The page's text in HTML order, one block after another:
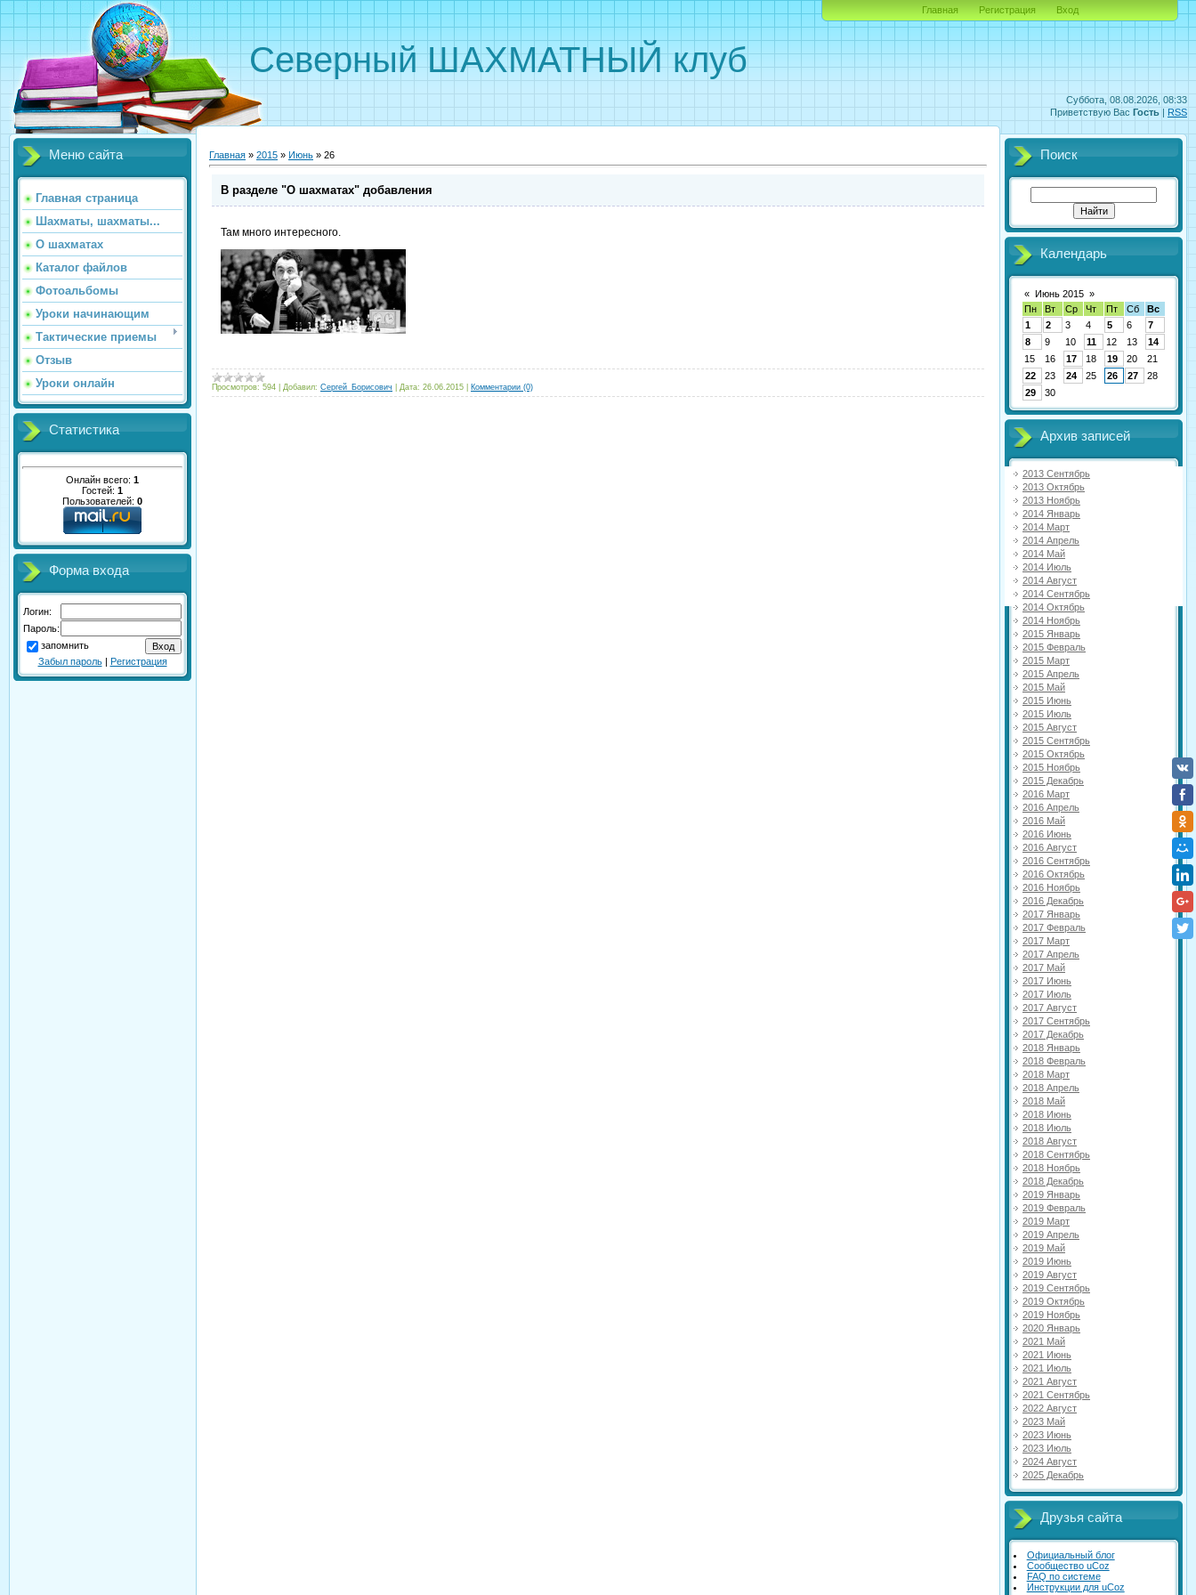
Суббота, 08.08.2026, 08:33
Приветствую Вас Гость | RSS
Северный ШАХМАТНЫЙ клуб
Главная Регистрация Вход
Меню сайта
Главная страница
Шахматы, шахматы...
О шахматах
Каталог файлов
Фотоальбомы
Уроки начинающим
Тактические приемы
Отзыв
Уроки онлайн
Статистика
Онлайн всего: 1
Гостей: 1
Пользователей: 0
Форма входа
Логин:
Пароль:
запомнить
Забыл пароль| Регистрация
Главная » 2015 » Июнь » 26
В разделе "О шахматах" добавления
Там много интересного.
Просмотров: 594 Добавил: Сергей_Борисович Дата: 26.06.2015 Комментарии (0)
Поиск
Календарь
« Июнь 2015 »
Пн
Вт Ср Чт Пт Сб
Вс
1
2 3 4 5 6
7
8
9 10 11 12 13
14
15
16 17 18 19 20
21
22
23 24 25 26 27
28
29
30
Архив записей
2013 Сентябрь
2013 Октябрь
2013 Ноябрь
2014 Январь
2014 Март
2014 Апрель
2014 Май
2014 Июль
2014 Август
2014 Сентябрь
2014 Октябрь
2014 Ноябрь
2015 Январь
2015 Февраль
2015 Март
2015 Апрель
2015 Май
2015 Июнь
2015 Июль
2015 Август
2015 Сентябрь
2015 Октябрь
2015 Ноябрь
2015 Декабрь
2016 Март
2016 Апрель
2016 Май
2016 Июнь
2016 Август
2016 Сентябрь
2016 Октябрь
2016 Ноябрь
2016 Декабрь
2017 Январь
2017 Февраль
2017 Март
2017 Апрель
2017 Май
2017 Июнь
2017 Июль
2017 Август
2017 Сентябрь
2017 Декабрь
2018 Январь
2018 Февраль
2018 Март
2018 Апрель
2018 Май
2018 Июнь
2018 Июль
2018 Август
2018 Сентябрь
2018 Ноябрь
2018 Декабрь
2019 Январь
2019 Февраль
2019 Март
2019 Апрель
2019 Май
2019 Июнь
2019 Август
2019 Сентябрь
2019 Октябрь
2019 Ноябрь
2020 Январь
2021 Май
2021 Июнь
2021 Июль
2021 Август
2021 Сентябрь
2022 Август
2023 Май
2023 Июнь
2023 Июль
2024 Август
2025 Декабрь
Друзья сайта
Официальный блог
Сообщество uCoz
FAQ по системе
Инструкции для uCoz